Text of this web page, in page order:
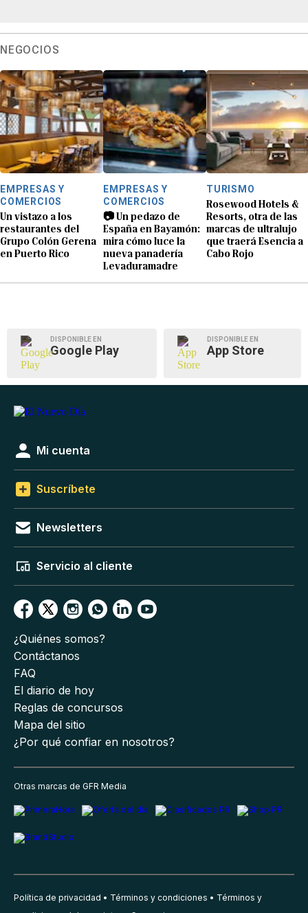
NEGOCIOS
EMPRESAS Y
COMERCIOS
Un vistazo a los
restaurantes del
Grupo Colón Gerena
en Puerto Rico
EMPRESAS Y
COMERCIOS
📷 Un pedazo de
España en Bayamón:
mira cómo luce la
nueva panadería
Levaduramadre
TURISMO
Rosewood Hotels &
Resorts, otra de las
marcas de ultralujo
que traerá Esencia a
Cabo Rojo
DISPONIBLE EN
Google Play
DISPONIBLE EN
App Store
Mi cuenta
Suscríbete
Newsletters
Servicio al cliente
¿Quiénes somos?
Contáctanos
FAQ
El diario de hoy
Reglas de concursos
Mapa del sitio
¿Por qué confiar en nosotros?
Otras marcas de GFR Media
Política de privacidad Términos y condiciones
Términos y